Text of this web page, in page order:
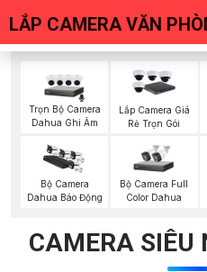
LẮP CAMERA VĂN
Trọn Bộ Camera
Dahua Ghi Âm
Lắp Camera Giá
Rẻ Trọn Gói
Bộ Camera
Dahua Báo Động
Bộ Camera Full
Color Dahua
CAMERA SIÊU